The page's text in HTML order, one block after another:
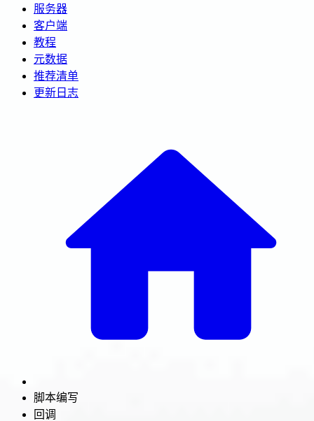
服务器
客户端
教程
元数据
推荐清单
更新日志
脚本编写
回调